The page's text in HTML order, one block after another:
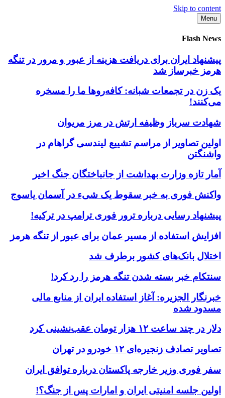
Skip to content
Menu
Flash News
پیشنهاد ایران برای دریافت هزینه از عبور و مرور در تنگه
هرمز خبرساز شد
یک زن در تجمعات شبانه: کافه‌روها ما را مسخره
می‌کنند!
شهادت سرباز وظیفه ارتش در مرز مریوان
اولین تصاویر از مراسم تشییع لیندسی گراهام در
واشنگتن
آمار تازه وزارت بهداشت از جانباختگان جنگ اخیر
واکنش فوری به خبر سقوط یک شیء در آسمان یاسوج
پیشنهاد رسایی درباره ترور فوری ترامپ در ترکیه!
افزایش استفاده از مسیر عمان برای عبور از تنگه هرمز
اختلال بانک‌های کشور برطرف شد
سنتکام خبر بسته شدن تنگه هرمز را رد کرد!
خبرنگار الجزیره: آغاز استفاده ایران از منابع مالی
مسدود شده
دلار در چند ساعت ۱۲ هزار تومان عقب‌نشینی کرد
تصاویر تصادف زنجیره‌ای ۱۲ خودرو در تهران
سفر فوری وزیر خارجه پاکستان درباره توافق ایران
اولین جلسه امنیتی ایران و امارات پس از جنگ؟!